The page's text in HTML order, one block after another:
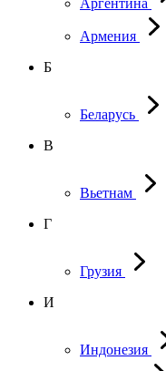
Аргентина
Армения
Б
Беларусь
В
Вьетнам
Г
Грузия
И
Индонезия